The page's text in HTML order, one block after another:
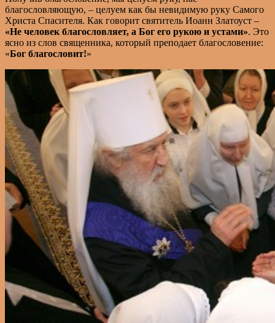
благословляющую, – целуем как бы невидимую руку Самого
Христа Спасителя. Как говорит святитель Иоанн Златоуст –
«Не человек благословляет, а Бог его рукою и устами». Это
ясно из слов священника, который преподает благословение:
«Бог благословит!»